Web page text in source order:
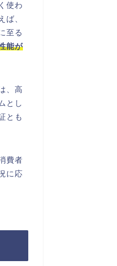
使わ
ば、
至る
能が
、高
とし
とも
費者
に応